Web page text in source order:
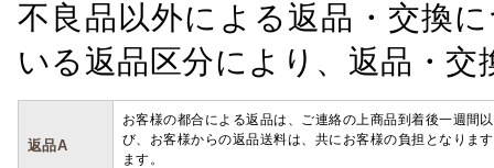
不良品以外による返品・交換
いる返品区分により、返品・
返品A
お客様の都合による返品は、ご連絡の上商品到着後一週間
び、お客様からの返品送料は、共にお客様の負担となりま
ます。